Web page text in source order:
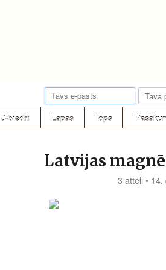
D-biedri Lapas Tops
Latvijas
3 attēli •